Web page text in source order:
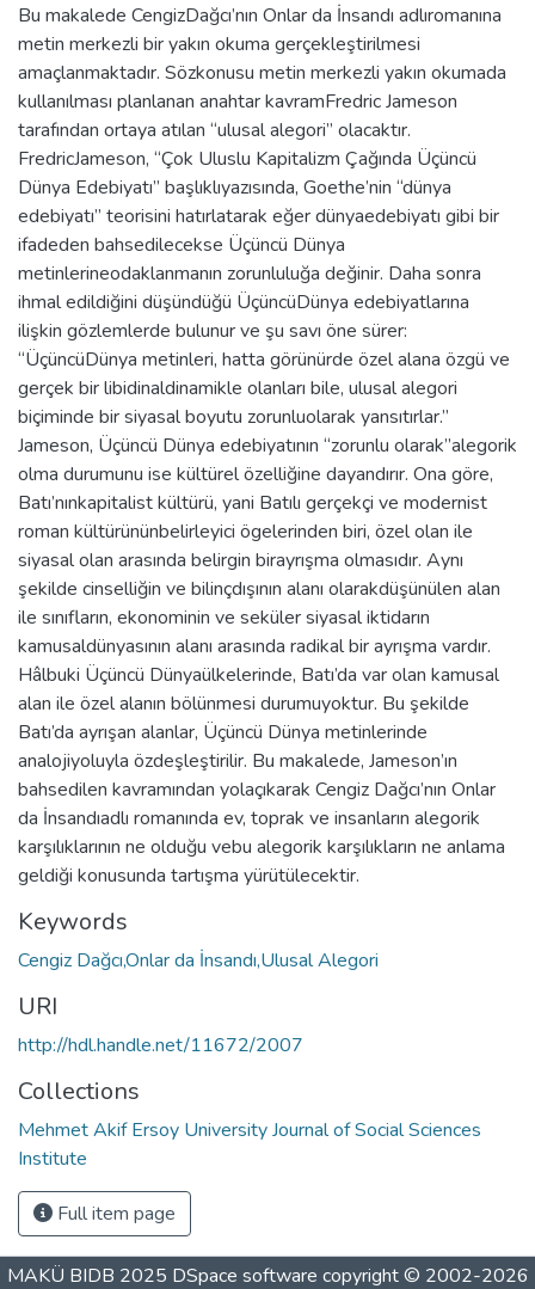
Bu makalede CengizDağcı’nın Onlar da İnsandı adlıromanına
metin merkezli bir yakın okuma gerçekleştirilmesi
amaçlanmaktadır. Sözkonusu metin merkezli yakın okumada
kullanılması planlanan anahtar kavramFredric Jameson
tarafından ortaya atılan “ulusal alegori” olacaktır.
FredricJameson, “Çok Uluslu Kapitalizm Çağında Üçüncü
Dünya Edebiyatı” başlıklıyazısında, Goethe’nin “dünya
edebiyatı” teorisini hatırlatarak eğer dünyaedebiyatı gibi bir
ifadeden bahsedilecekse Üçüncü Dünya
metinlerineodaklanmanın zorunluluğa değinir. Daha sonra
ihmal edildiğini düşündüğü ÜçüncüDünya edebiyatlarına
ilişkin gözlemlerde bulunur ve şu savı öne sürer:
“ÜçüncüDünya metinleri, hatta görünürde özel alana özgü ve
gerçek bir libidinaldinamikle olanları bile, ulusal alegori
biçiminde bir siyasal boyutu zorunluolarak yansıtırlar.”
Jameson, Üçüncü Dünya edebiyatının “zorunlu olarak”alegorik
olma durumunu ise kültürel özelliğine dayandırır. Ona göre,
Batı’nınkapitalist kültürü, yani Batılı gerçekçi ve modernist
roman kültürününbelirleyici ögelerinden biri, özel olan ile
siyasal olan arasında belirgin birayrışma olmasıdır. Aynı
şekilde cinselliğin ve bilinçdışının alanı olarakdüşünülen alan
ile sınıfların, ekonominin ve seküler siyasal iktidarın
kamusaldünyasının alanı arasında radikal bir ayrışma vardır.
Hâlbuki Üçüncü Dünyaülkelerinde, Batı’da var olan kamusal
alan ile özel alanın bölünmesi durumuyoktur. Bu şekilde
Batı’da ayrışan alanlar, Üçüncü Dünya metinlerinde
analojiyoluyla özdeşleştirilir. Bu makalede, Jameson’ın
bahsedilen kavramından yolaçıkarak Cengiz Dağcı’nın Onlar
da İnsandıadlı romanında ev, toprak ve insanların alegorik
karşılıklarının ne olduğu vebu alegorik karşılıkların ne anlama
geldiği konusunda tartışma yürütülecektir.
Keywords
Cengiz Dağcı,Onlar da İnsandı,Ulusal Alegori
URI
http://hdl.handle.net/11672/2007
Collections
Mehmet Akif Ersoy University Journal of Social Sciences
Institute
Full item page
MAKÜ BIDB 2025 DSpace software copyright © 2002-2026